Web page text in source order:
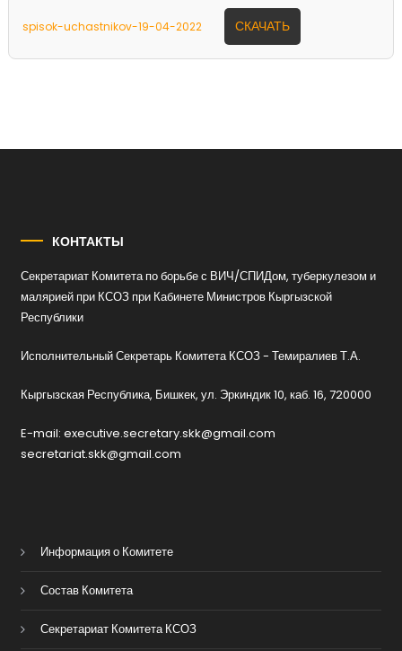
spisok-uchastnikov-19-04-2022 СКАЧАТЬ
КОНТАКТЫ
Секретариат Комитета по борьбе с ВИЧ/СПИДом, туберкулезом и
малярией при КСОЗ при Кабинете Министров Кыргызской
Республики
Исполнительный Секретарь Комитета КСОЗ - Темиралиев Т.А.
Кыргызская Республика, Бишкек, ул. Эркиндик 10, каб. 16, 720000
E-mail: executive.secretary.skk@gmail.com
secretariat.skk@gmail.com
Информация о Комитете
Состав Комитета
Секретариат Комитета КСОЗ